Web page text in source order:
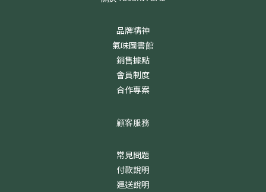
品牌精神
氣味圖書館
銷售據點
會員制度
合作專案
顧客服務
常見問題
付款說明
運送說明